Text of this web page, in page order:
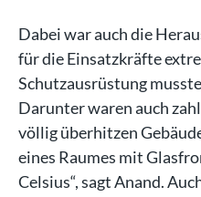
Dabei war auch die
für die Einsatzkräfte
Schutzausrüstung
Darunter waren auch
völlig überhitzen
eines Raumes mit
Celsius“, sagt Anand.